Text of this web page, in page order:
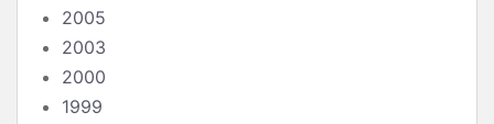
2005
2003
2000
1999